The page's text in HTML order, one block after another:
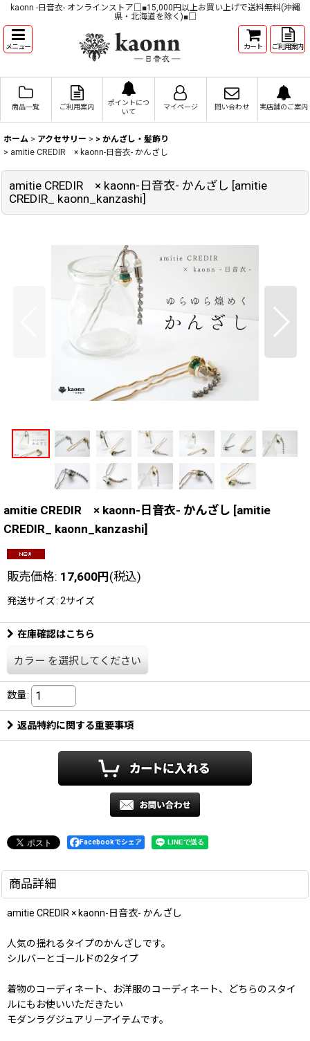
kaonn -日音衣- オンラインストア□■15,000円以上お買い上げで送料無料(沖縄
県・北海道を除く)■□
メニュー カート ご利用案内
商品一覧 ご利用案内
ポイントにつ
いて
マイページ 問い合わせ 実店舗のご案内
ホーム > アクセサリー > > かんざし・髪飾り
> amitie CREDIR × kaonn-日音衣- かんざし
amitie CREDIR × kaonn-日音衣- かんざし [amitie
CREDIR_ kaonn_kanzashi]
amitie CREDIR × kaonn-日音衣- かんざし [amitie
CREDIR_ kaonn_kanzashi]
販売価格: 17,600円(税込)
発送サイズ: 2サイズ
在庫確認はこちら
カラー を選択してください
数量:
返品特約に関する重要事項
Facebookでシェア
商品詳細
amitie CREDIR × kaonn-日音衣- かんざし
人気の揺れるタイプのかんざしです。
シルバーとゴールドの2タイプ
着物のコーディネート、お洋服のコーディネート、どちらのスタイ
ルにもお使いいただきたい
モダンラグジュアリーアイテムです。